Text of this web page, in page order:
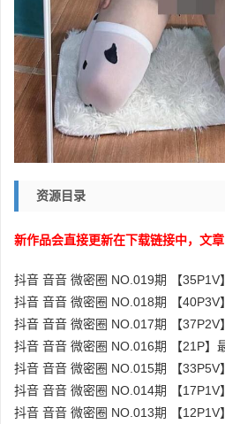
资源目录
新作品会直接更新在下载链接中，文
抖音 音音 微密圈 NO.019期 【35P1V
抖音 音音 微密圈 NO.018期 【40P3V
抖音 音音 微密圈 NO.017期 【37P2V
抖音 音音 微密圈 NO.016期 【21P】
抖音 音音 微密圈 NO.015期 【33P5V
抖音 音音 微密圈 NO.014期 【17P1V
抖音 音音 微密圈 NO.013期 【